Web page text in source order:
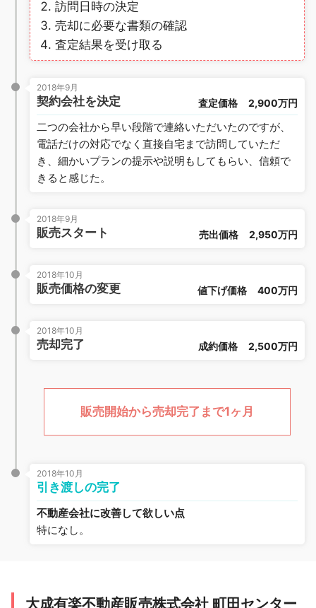
訪問日時の決定
売却に必要な書類の確認
査定結果を受け取る
2018年9月
契約会社を決定 査定価格 2,900万円
二つの会社から早い段階で連絡いただいたのですが、
電話だけの対応でなく直接自宅まで訪問していただ
き、細かいプランの提示や説明もしてもらい、信頼で
きると感じた。
2018年9月
販売スタート 売出価格 2,950万円
2018年10月
販売価格の変更 値下げ価格 400万円
2018年10月
売却完了 成約価格 2,500万円
販売開始から売却完了まで1ヶ月
2018年10月
引き渡しの完了
不動産会社に改善して欲しい点
特になし。
大成有楽不動産販売株式会社 町田センター